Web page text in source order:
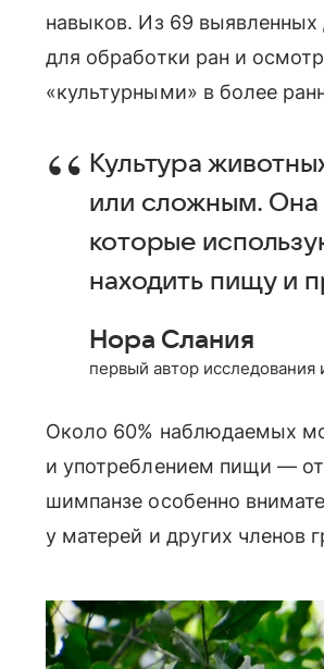
навыков. Из 69
для обработки ран и
«культурными» в более
Культура
или сложным. Она
которые
находить пищу и
Нора Слания
первый автор
Около 60% наблюдаемых
и употреблением пищи —
шимпанзе особенно
у матерей и других членов